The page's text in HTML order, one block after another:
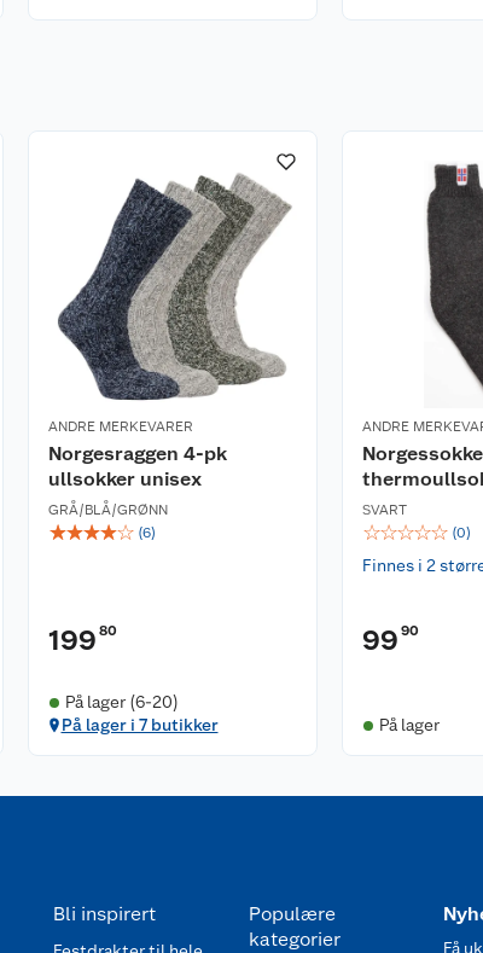
ANDRE MERKEVARER
Norgesraggen 4-pk
ullsokker unisex
GRÅ/BLÅ/GRØNN
☆☆☆☆☆ (6)
199 80
På lager (6-20)
På lager i 7 butikker
ANDRE
SVART
☆☆☆☆☆ (0)
Finnes i 2
99 90
På lager
Bli inspirert
Populære
kategorier
Få